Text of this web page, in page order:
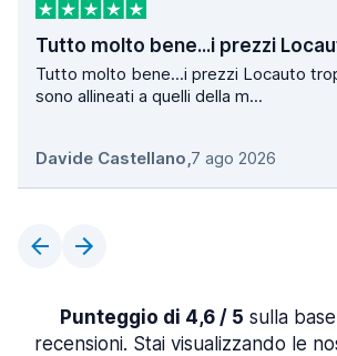
Tutto molto bene...i prezzi
Tutto molto bene...i prezzi Locauto
sono allineati a quelli della m...
Davide Castellano,7 ago 2026
Punteggio di 4,6 / 5 sulla
recensioni. Stai visualizzando le